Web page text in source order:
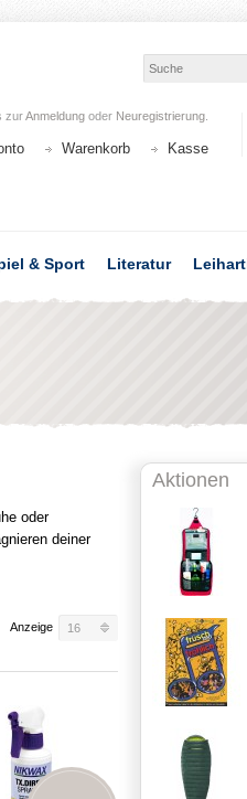
zurAnmeldung oder Neuregistrierung
Warenkorb Kasse
& Sport Literatur
oder
deiner
Anzeige 16
Aktionen